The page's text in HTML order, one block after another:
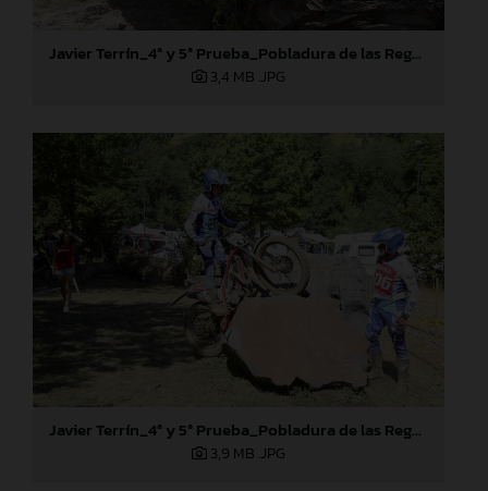
Javier Terrín_4ª y 5ª Prueba_Pobladura de las Regueras (León)
3,4 MB .JPG
Javier Terrín_4ª y 5ª Prueba_Pobladura de las Regueras (León)
3,9 MB .JPG